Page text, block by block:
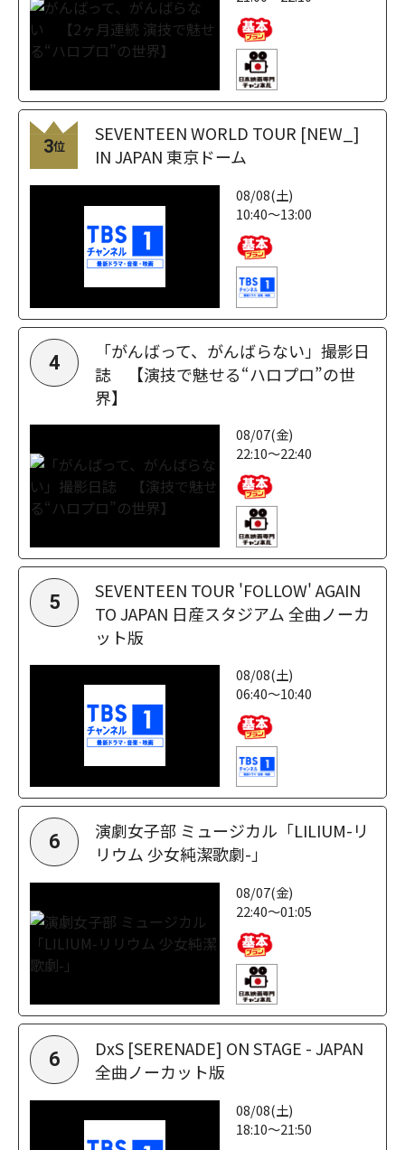
3位
SEVENTEEN WORLD TOUR [NEW_]
IN JAPAN 東京ドーム
08/08(土)
10:40～13:00
4
「がんばって、がんばらない」撮影日
誌 【演技で魅せる“ハロプロ”の世
界】
08/07(金)
22:10～22:40
5
SEVENTEEN TOUR 'FOLLOW' AGAIN
TO JAPAN 日産スタジアム 全曲ノーカ
ット版
08/08(土)
06:40～10:40
6
演劇女子部 ミュージカル「LILIUM-リ
リウム 少女純潔歌劇-」
08/07(金)
22:40～01:05
6
DxS [SERENADE] ON STAGE - JAPAN
全曲ノーカット版
08/08(土)
18:10～21:50